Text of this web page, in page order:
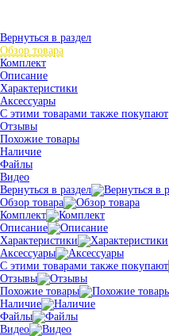
Вернуться в раздел
Обзор товара
Комплект
Описание
Характеристики
Аксессуары
С этими товарами также покупают
Отзывы
Похожие товары
Наличие
Файлы
Видео
Вернуться в раздел
Обзор товара
Комплект
Описание
Характеристики
Аксессуары
С этими товарами также покупают
Отзывы
Похожие товары
Наличие
Файлы
Видео